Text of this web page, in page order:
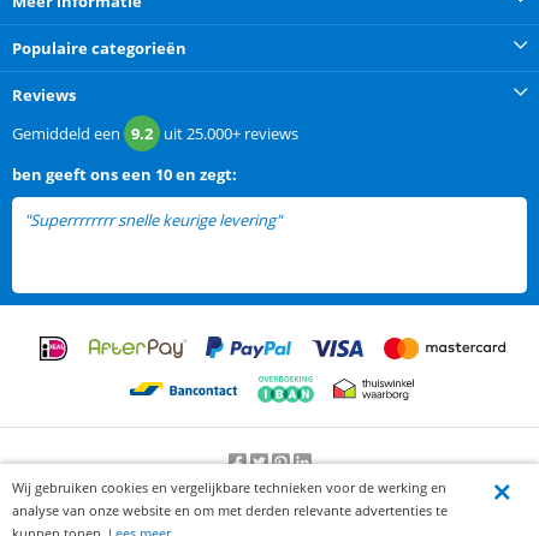
Populaire categorieën
Reviews
Gemiddeld een 9.2 uit25.000+ reviews
ben geeft ons een 10 en zegt:
"Superrrrrrrr snelle keurige levering"
Beoordeling door klanten:9.2/10-25000beoordelingen
Wij gebruiken cookies en vergelijkbare technieken voor de werking en
analyse van onze website en om met derden relevante advertenties te